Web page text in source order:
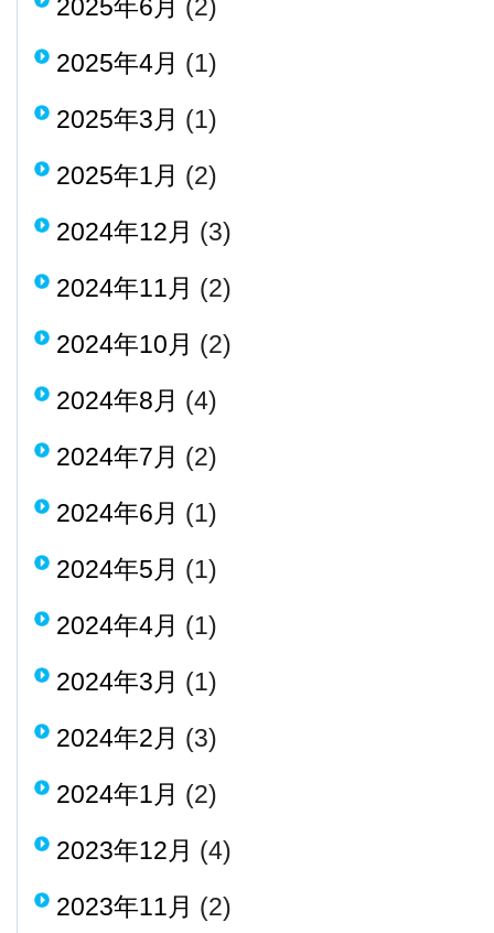
2025年6月 (2)
2025年4月 (1)
2025年3月 (1)
2025年1月 (2)
2024年12月 (3)
2024年11月 (2)
2024年10月 (2)
2024年8月 (4)
2024年7月 (2)
2024年6月 (1)
2024年5月 (1)
2024年4月 (1)
2024年3月 (1)
2024年2月 (3)
2024年1月 (2)
2023年12月 (4)
2023年11月 (2)